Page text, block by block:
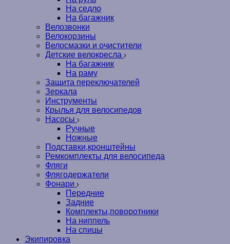
На седло
На багажник
Велозвонки
Велокорзины
Велосмазки и очистители
Детские велокресла
На багажник
На раму
Защита переключателей
Зеркала
Инструменты
Крылья для велосипедов
Насосы
Ручные
Ножные
Подставки,кронштейны
Ремкомплекты для велосипеда
Фляги
Флягодержатели
Фонари
Передние
Задние
Комплекты,поворотники
На ниппель
На спицы
Экипировка